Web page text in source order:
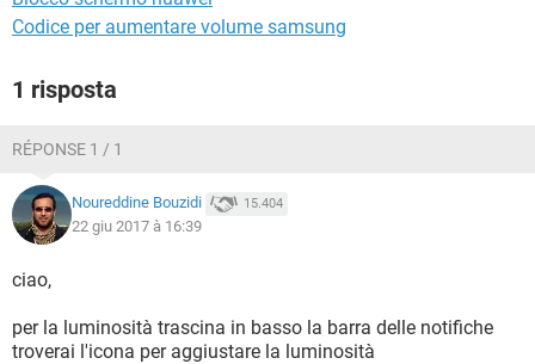
Codice per aumentare volume samsung
1 risposta
RÉPONSE 1 / 1
Noureddine Bouzidi 15.404
22 giu 2017 à 16:39
ciao,
per la luminosità trascina in basso la barra delle notifiche
troverai l'icona per aggiustare la luminosità